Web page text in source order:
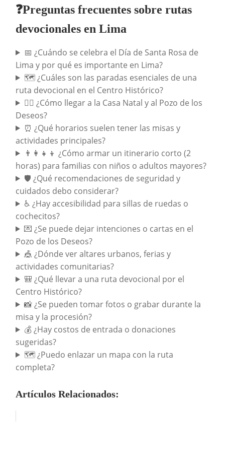
❓Preguntas frecuentes sobre rutas
devocionales en Lima
📅 ¿Cuándo se celebra el Día de Santa Rosa de
Lima y por qué es importante en Lima?
🗺️ ¿Cuáles son las paradas esenciales de una
ruta devocional en el Centro Histórico?
🚶‍♀️ ¿Cómo llegar a la Casa Natal y al Pozo de los
Deseos?
⏰ ¿Qué horarios suelen tener las misas y
actividades principales?
👨‍👩‍👧‍👦 ¿Cómo armar un itinerario corto (2
horas) para familias con niños o adultos mayores?
🛡️ ¿Qué recomendaciones de seguridad y
cuidados debo considerar?
♿ ¿Hay accesibilidad para sillas de ruedas o
cochecitos?
💌 ¿Se puede dejar intenciones o cartas en el
Pozo de los Deseos?
🎪 ¿Dónde ver altares urbanos, ferias y
actividades comunitarias?
🎒 ¿Qué llevar a una ruta devocional por el
Centro Histórico?
📸 ¿Se pueden tomar fotos o grabar durante la
misa y la procesión?
💰 ¿Hay costos de entrada o donaciones
sugeridas?
🗺️ ¿Puedo enlazar un mapa con la ruta
completa?
Artículos Relacionados: